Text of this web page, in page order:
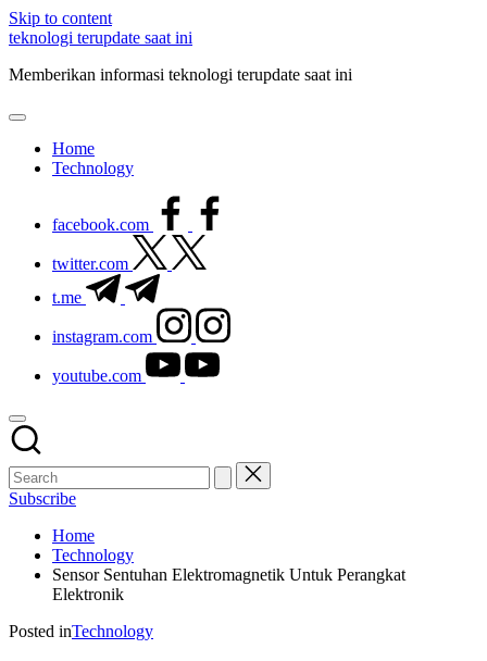
Skip to content
teknologi terupdate saat ini
Memberikan informasi teknologi terupdate saat ini
Home
Technology
facebook.com
twitter.com
t.me
instagram.com
youtube.com
Subscribe
Home
Technology
Sensor Sentuhan Elektromagnetik Untuk Perangkat
Elektronik
Posted inTechnology